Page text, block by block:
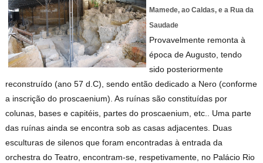
Mamede, ao Caldas, e a Rua da
Saudade
Provavelmente remonta à
época de Augusto, tendo
sido posteriormente
reconstruído (ano 57 d.C), sendo então dedicado a Nero (conforme
a inscrição do proscaenium). As ruínas são constituídas por
colunas, bases e capitéis, partes do proscaenium, etc.. Uma parte
das ruínas ainda se encontra sob as casas adjacentes. Duas
esculturas de silenos que foram encontradas à entrada da
orchestra do Teatro, encontram-se, respetivamente, no Palácio Rio